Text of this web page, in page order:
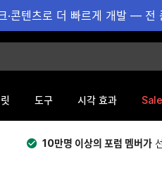
·콘텐츠로 더 빠르게 개발 — 전
도구 시각 효과 Sale
10만명 이상의 포럼 멤버가